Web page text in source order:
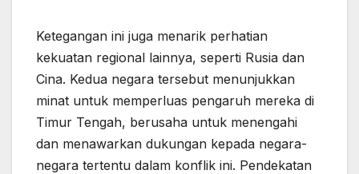
Ketegangan ini juga menarik perhatian
kekuatan regional lainnya, seperti Rusia dan
Cina. Kedua negara tersebut menunjukkan
minat untuk memperluas pengaruh mereka di
Timur Tengah, berusaha untuk menengahi
dan menawarkan dukungan kepada negara-
negara tertentu dalam konflik ini. Pendekatan